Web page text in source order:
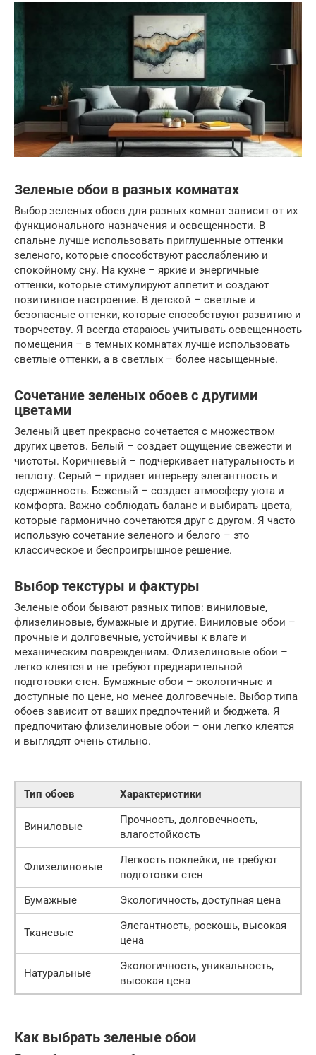
Зеленые обои в разных комнатах
Выбор зеленых обоев для разных комнат зависит от их
функционального назначения и освещенности. В
спальне лучше использовать приглушенные оттенки
зеленого, которые способствуют расслаблению и
спокойному сну. На кухне – яркие и энергичные
оттенки, которые стимулируют аппетит и создают
позитивное настроение. В детской – светлые и
безопасные оттенки, которые способствуют развитию и
творчеству. Я всегда стараюсь учитывать освещенность
помещения – в темных комнатах лучше использовать
светлые оттенки, а в светлых – более насыщенные.
Сочетание зеленых обоев с другими
цветами
Зеленый цвет прекрасно сочетается с множеством
других цветов. Белый – создает ощущение свежести и
чистоты. Коричневый – подчеркивает натуральность и
теплоту. Серый – придает интерьеру элегантность и
сдержанность. Бежевый – создает атмосферу уюта и
комфорта. Важно соблюдать баланс и выбирать цвета,
которые гармонично сочетаются друг с другом. Я часто
использую сочетание зеленого и белого – это
классическое и беспроигрышное решение.
Выбор текстуры и фактуры
Зеленые обои бывают разных типов: виниловые,
флизелиновые, бумажные и другие. Виниловые обои –
прочные и долговечные, устойчивы к влаге и
механическим повреждениям. Флизелиновые обои –
легко клеятся и не требуют предварительной
подготовки стен. Бумажные обои – экологичные и
доступные по цене, но менее долговечные. Выбор типа
обоев зависит от ваших предпочтений и бюджета. Я
предпочитаю флизелиновые обои – они легко клеятся
и выглядят очень стильно.
Тип обоев Характеристики
Виниловые
Прочность, долговечность,
влагостойкость
Флизелиновые
Легкость поклейки, не требуют
подготовки стен
Бумажные
Экологичность, доступная цена
Тканевые
Элегантность, роскошь, высокая
цена
Натуральные
Экологичность, уникальность,
высокая цена
Как выбрать зеленые обои